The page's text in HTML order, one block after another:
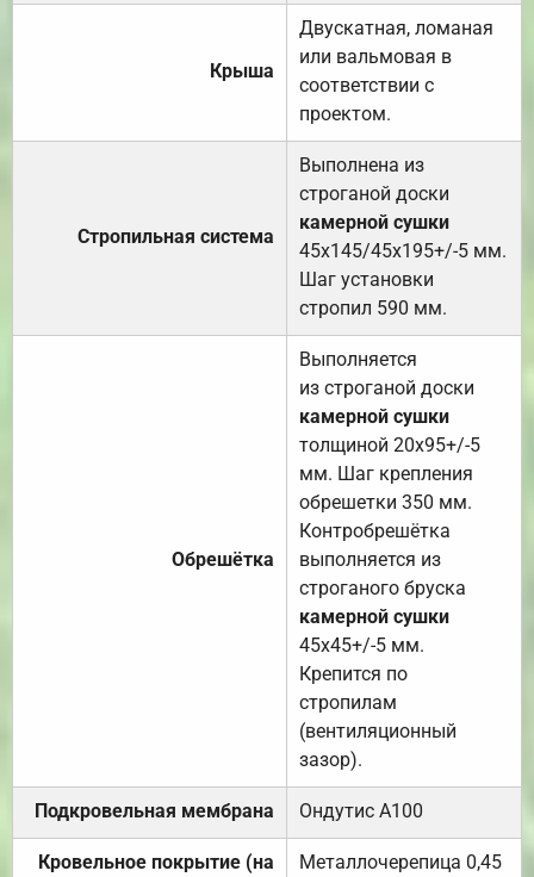
Крыша
Двускатная, ломаная
или вальмовая в
соответствии с
проектом.
Стропильная система
Выполнена из
строганой доски
камерной сушки
45х145/45х195+/-5 мм.
Шаг установки
стропил 590 мм.
Обрешётка
Выполняется
из строганой доски
камерной сушки
толщиной 20х95+/-5
мм. Шаг крепления
обрешетки 350 мм.
Контробрешётка
выполняется из
строганого бруска
камерной сушки
45х45+/-5 мм.
Крепится по
стропилам
(вентиляционный
зазор).
Подкровельная мембрана Ондутис А100
Кровельное покрытие (на
Металлочерепица 0,45